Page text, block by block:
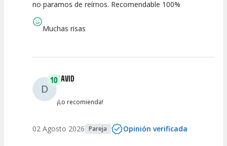
no paramos de reírnos. Recomendable 100%
Muchas risas
D
10DAVID
¡Lo recomienda!
02 Agosto 2026 Pareja Opinión verificada